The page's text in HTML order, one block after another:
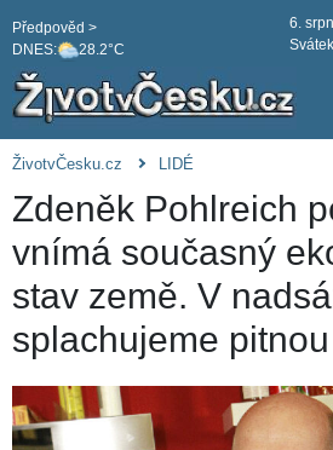
DNES: 28.2°C
Předpověd >
6.
ŽivotvČesku.cz LIDÉ
Zdeněk Pohlreich
vnímá současný
stav země. V
splachujeme